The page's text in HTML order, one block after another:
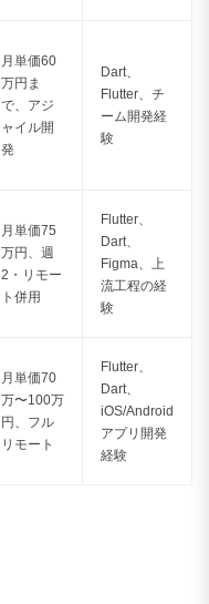
月単価60
万円ま
で、アジ
ャイル開
発
Dart、
Flutter、チ
ーム開発経
験
月単価75
万円、週
2・リモー
ト併用
Flutter、
Dart、
Figma、上
流工程の経
験
月単価70
万〜100万
円、フル
リモート
Flutter、
Dart、
iOS/Android
アプリ開発
経験